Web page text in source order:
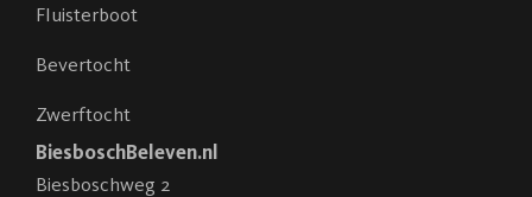
Fluisterboot
Bevertocht
Zwerftocht
BiesboschBeleven.nl
Biesboschweg 2